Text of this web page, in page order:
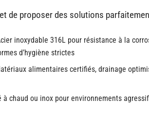
de proposer des solutions
inoxydable 316L pour résistance à la
d’hygiène strictes
alimentaires certifiés, drainage
à chaud ou inox pour environnements